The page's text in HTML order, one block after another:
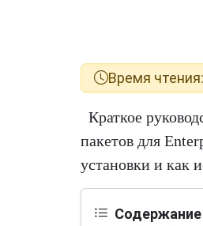
Время чтения:
Краткое
пакетов для
установки и как
Содержание